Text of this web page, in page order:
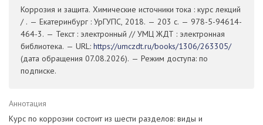
Коррозия и защита. Химические источники тока : курс лекций
/ . — Екатеринбург : УрГУПС, 2018. — 203 с. — 978-5-94614-
464-3. — Текст : электронный // УМЦ ЖДТ : электронная
библиотека. — URL: https://umczdt.ru/books/1306/263305/
(дата обращения 07.08.2026). — Режим доступа: по
подписке.
Аннотация
Курс по коррозии состоит из шести разделов: виды и